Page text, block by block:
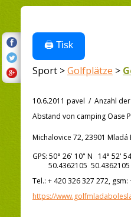
🖨️ Tisk
Sport >Golfplätze >
10.6.2011 pavel / Anzahl
Abstand von camping Oase
Michalovice 72, 23901 Mladá
GPS: 50° 26' 10" N 14° 52'
50.4362105 50.4362105
Tel.: + 420 326 327 272,
https://